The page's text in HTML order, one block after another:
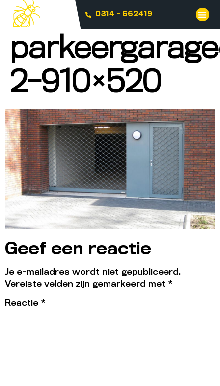
0314 - 662419
2-910×520
Geef een reactie
Je e-mailadres wordt niet gepubliceerd.
Vereiste velden zijn gemarkeerd met *
Reactie *